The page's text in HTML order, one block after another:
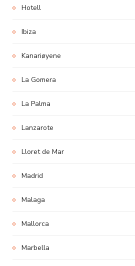
Hotell
Ibiza
Kanariøyene
La Gomera
La Palma
Lanzarote
Lloret de Mar
Madrid
Malaga
Mallorca
Marbella